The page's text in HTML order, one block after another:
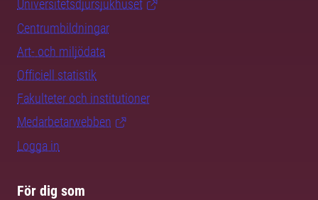
Universitetsdjursjukhuset
Centrumbildningar
Art- och miljödata
Officiell statistik
Fakulteter och institutioner
Medarbetarwebben
Logga in
För dig som